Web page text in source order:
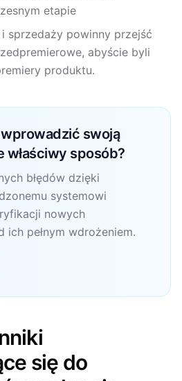
etapie
i sprzedaży powinny przejść
abyście byli
produktu.
swoją
właściwy sposób?
błędów dzięki
systemowi
nowych
ich pełnym wdrożeniem.
się do